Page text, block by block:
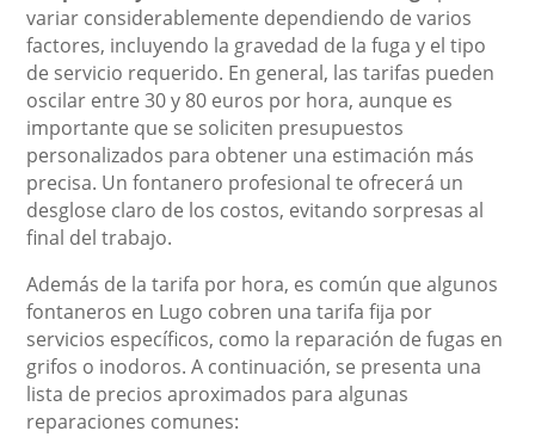
variar considerablemente dependiendo de varios
factores, incluyendo la gravedad de la fuga y el tipo
de servicio requerido. En general, las tarifas pueden
oscilar entre 30 y 80 euros por hora, aunque es
importante que se soliciten presupuestos
personalizados para obtener una estimación más
precisa. Un fontanero profesional te ofrecerá un
desglose claro de los costos, evitando sorpresas al
final del trabajo.
Además de la tarifa por hora, es común que algunos
fontaneros en Lugo cobren una tarifa fija por
servicios específicos, como la reparación de fugas en
grifos o inodoros. A continuación, se presenta una
lista de precios aproximados para algunas
reparaciones comunes: